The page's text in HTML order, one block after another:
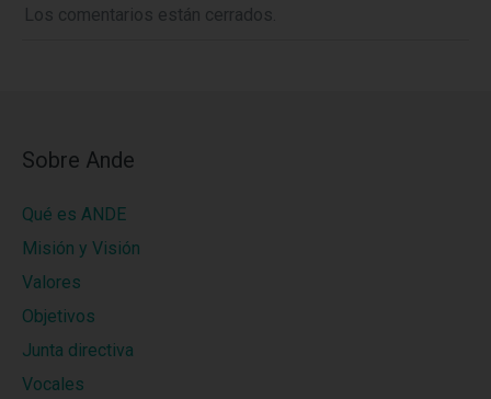
Los comentarios están cerrados.
Sobre Ande
Qué es ANDE
Misión y Visión
Valores
Objetivos
Junta directiva
Vocales